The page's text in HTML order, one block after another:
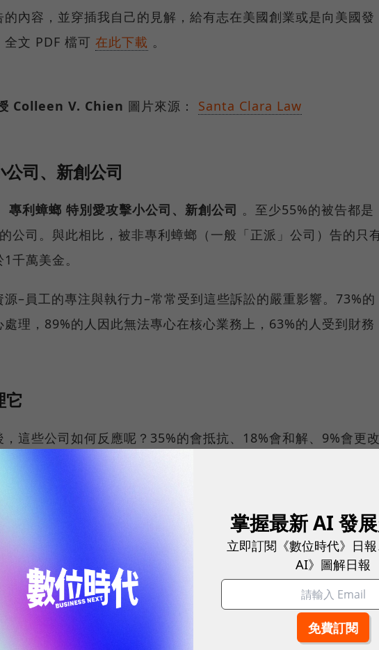
內容，並穿插我自己的見解，給有志在美國創業或是向美國發
文 PDF 檔可 在此下載 。
Colleen V. Chien 圖片來源： Santa Clara Law
司、新創公司
專利蟑螂 特別愛攻擊小公司、新創公司 。至少55%的被告都是
公司。與此相比，被非專利蟑螂（一般「正派」公司）告的只
千萬美金。
–員工的專注與執行力–常常受到這些訴訟的嚴重影響。73%的
理，89%的人因此無法專心在核心業務上，63%的人受到財務
它
這些公司如何反應呢？35%的會抵抗、18%會和解、9%會更
有
經營衝擊特別嚴重
利蟑螂纏鬥，常常迫不得已必須用很差的條件跟專利蟑螂和
掌握最新 AI 發
立即訂閱《數位時代》日
AI》圖解日報